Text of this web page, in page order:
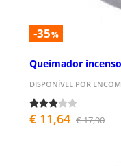
-35%
Queimador
DISPONÍVEL POR
€ 11,64 € 17,90